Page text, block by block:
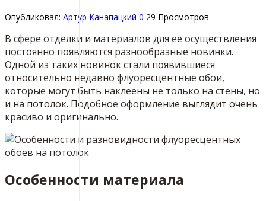
Опубликовал: Артур Канапацкий 0 29 Просмотров
В сфере отделки и материалов для ее осуществления
постоянно появляются разнообразные новинки.
Одной из таких новинок стали появившиеся
относительно недавно флуоресцентные обои,
которые могут быть наклеены не только на стены, но
и на потолок. Подобное оформление выглядит очень
красиво и оригинально.
Особенности материала